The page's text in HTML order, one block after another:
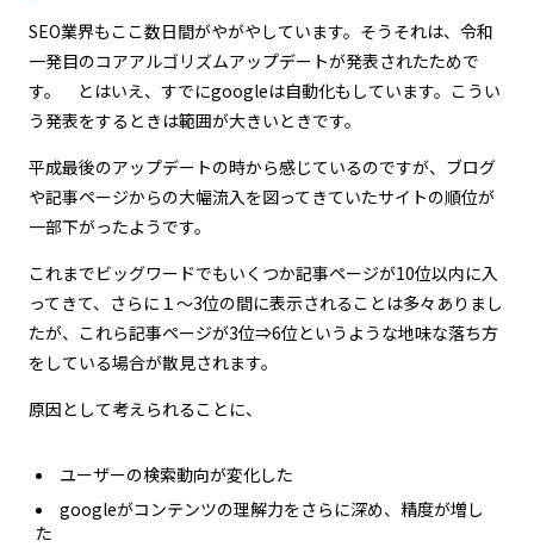
SEO業界もここ数日間がやがやしています。そうそれは、令和
一発目のコアアルゴリズムアップデートが発表されたためで
す。 とはいえ、すでにgoogleは自動化もしています。こうい
う発表をするときは範囲が大きいときです。
平成最後のアップデートの時から感じているのですが、ブログ
や記事ページからの大幅流入を図ってきていたサイトの順位が
一部下がったようです。
これまでビッグワードでもいくつか記事ページが10位以内に入
ってきて、さらに１～3位の間に表示されることは多々ありまし
たが、これら記事ページが3位⇒6位というような地味な落ち方
をしている場合が散見されます。
原因として考えられることに、
ユーザーの検索動向が変化した
googleがコンテンツの理解力をさらに深め、精度が増し
た